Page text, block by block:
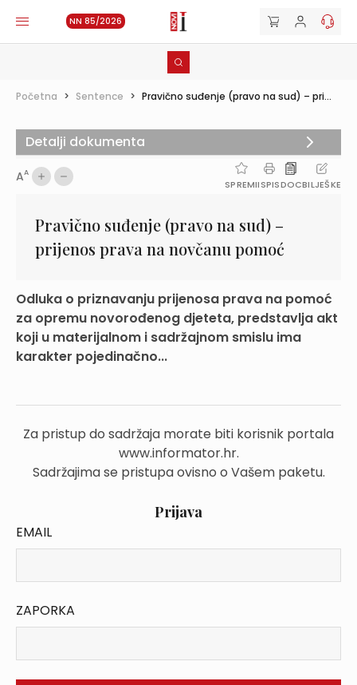
NN 85/2026
Početna > Sentence > Pravično suđenje (pravo na sud) – pri...
AA
SPREMIISPISDOCBILJEŠKE
Pravično suđenje (pravo na sud) –
prijenos prava na novčanu pomoć
Odluka o priznavanju prijenosa prava na pomoć
za opremu novorođenog djeteta, predstavlja akt
koji u materijalnom i sadržajnom smislu ima
karakter pojedinačno...
Za pristup do sadržaja morate biti korisnik portala
www.informator.hr.
Sadržajima se pristupa ovisno o Vašem paketu.
Prijava
EMAIL
ZAPORKA
Detalji dokumenta